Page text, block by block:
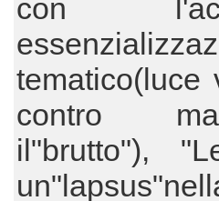
con
tematico(luce
contro
il"brutto"),